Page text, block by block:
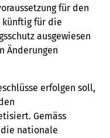
für den
künftig für die
ausgewiesen
Änderungen
erfolgen soll,
Gemäss
nationale